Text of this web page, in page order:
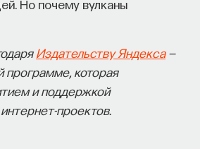
Но почему вулканы
Издательству Яндекса—
программе, которая
и поддержкой
проектов.
нейро- и психопатологий
связь своего поведения
нейромедиаторов
Дубынин— доктор